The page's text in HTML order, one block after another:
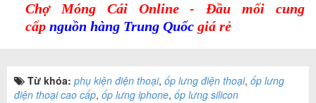
Chợ Móng Cái Online - Đầu mối cung
cấp nguồn hàng Trung Quốc giá rẻ
Từ khóa: phụ kiện điện thoại, ốp lưng điện thoại, ốp lưng
điện thoại cao cấp, ốp lưng iphone, ốp lưng silicon